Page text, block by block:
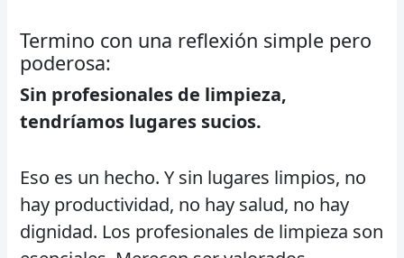
Termino con una reflexión simple pero
poderosa:
Sin profesionales de limpieza,
tendríamos lugares sucios.
Eso es un hecho. Y sin lugares limpios, no
hay productividad, no hay salud, no hay
dignidad. Los profesionales de limpieza son